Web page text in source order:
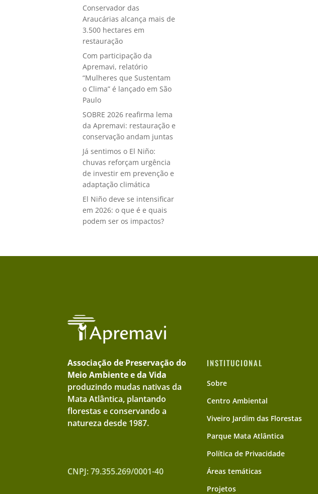
Conservador das
Araucárias alcança mais de
3.500 hectares em
restauração
Com participação da
Apremavi, relatório
“Mulheres que Sustentam
o Clima” é lançado em São
Paulo
SOBRE 2026 reafirma lema
da Apremavi: restauração e
conservação andam juntas
Já sentimos o El Niño:
chuvas reforçam urgência
de investir em prevenção e
adaptação climática
El Niño deve se intensificar
em 2026: o que é e quais
podem ser os impactos?
Associação de Preservação do
Meio Ambiente e da Vida
produzindo mudas nativas da
Mata Atlântica, plantando
florestas e conservando a
natureza desde 1987.
CNPJ: 79.355.269/0001-40
INSTITUCIONAL
Sobre
Centro Ambiental
Viveiro Jardim das Florestas
Parque Mata Atlântica
Política de Privacidade
Áreas temáticas
Projetos